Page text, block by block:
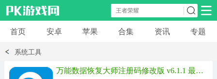
安卓应用 安卓游戏
首页 安卓 苹果 合集 资讯 专题
系统工具
万能数据恢复大师注册码修改版 v6.1.1 最新版